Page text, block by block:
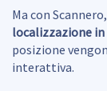
Ma con
localizzazione in
posizione
interattiva.